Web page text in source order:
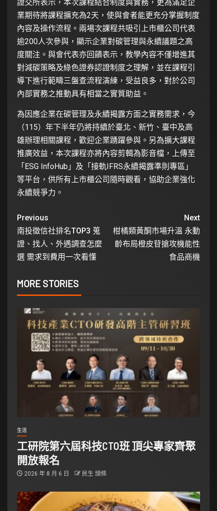
證交所表示，本次課程結合制度與實務，更為滿足企
業期待將課程擴充為2天，使與會者能更充分掌握制度
內容及操作流程。兩場次課程共吸引上市櫃公司代表
逾200人次參與，顯示企業對碳管理與永續議題之高
度關注。與會代表亦回饋表示，教學內容不僅增進其
對減碳策略及綠色證券認證制度之理解，並在課程引
導下進行範疇三盤查流程演練，受益良多，對於公司
內部實務之推動具有相當之實質助益。
為因應企業在碳管理及永續揭露方面之實務需求，今
（115）年下半年仍將持續於臺北、新竹、臺中及高
雄辦理相關課程，歡迎企業踴躍參與。另為擴大課程
推廣效益，本次課程亦將內容剪輯為影音檔，上傳至
「ESG InfoHub」及「接軌IFRS永續揭露準則專區」
等平台，供所有上市櫃公司隨時觀看，協助企業強化
永續競爭力。
Previous
南投徵信社排名TOP3 蒐
證、找人、外遇調查怎麼
選 需求到費用一次看懂
Next
柑橘類黃酮市場升溫 永動
齡布局橙皮苷搶攻機能性
食品商機
MORE STORIES
生活
工研院第六屆科技CTO班 頂尖專家齊聚
開放報名
2026 年 8 月 6 日 民生 頭條